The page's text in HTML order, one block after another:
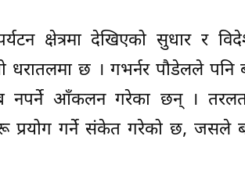
क्षेत्रमा देखिएको सुधार र
छ । गभर्नर पौडेलले पनि
नपर्ने आँकलन गरेका छन् ।
प्रयोग गर्ने संकेत गरेको छ, जसले